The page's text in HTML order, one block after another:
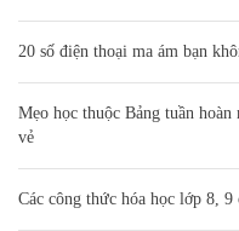
20 số điện thoại ma ám bạn
Mẹo học thuộc Bảng tuần
vẻ
Các công thức hóa học lớp 8, 9